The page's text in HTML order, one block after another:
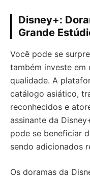
Disney+:
Grande
Você pode se
também investe em
qualidade. A
catálogo asiático,
reconhecidos e
assinante da
pode se beneficiar
sendo adicionados
Os doramas da